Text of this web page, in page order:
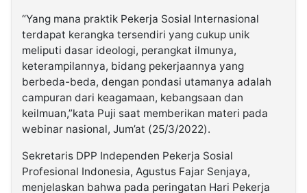
“Yang mana praktik Pekerja Sosial Internasional
terdapat kerangka tersendiri yang cukup unik
meliputi dasar ideologi, perangkat ilmunya,
keterampilannya, bidang pekerjaannya yang
berbeda-beda, dengan pondasi utamanya adalah
campuran dari keagamaan, kebangsaan dan
keilmuan,”kata Puji saat memberikan materi pada
webinar nasional, Jum’at (25/3/2022).
Sekretaris DPP Independen Pekerja Sosial
Profesional Indonesia, Agustus Fajar Senjaya,
menjelaskan bahwa pada peringatan Hari Pekerja